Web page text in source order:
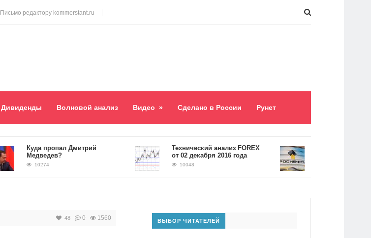
Письмо редактору kommerstant.ru
Дивиденды Волновой анализ Видео » Сделано в России Рунет
Куда пропал Дмитрий
Медведев?
10274
​Технический анализ FOREX
от 02 декабря 2016 года
10048
Долг «Роснефти»
5,2 триллиона
48 0 1560 ВЫБОР ЧИТАТЕЛЕЙ